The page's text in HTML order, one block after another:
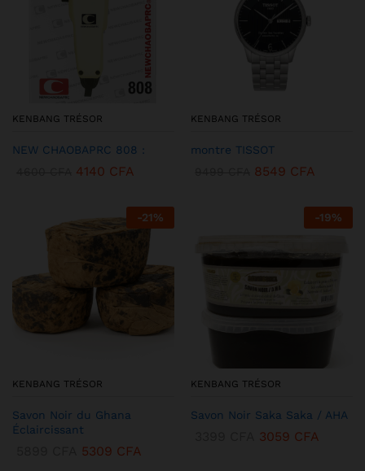
KENBANG TRÉSOR
NEW CHAOBAPRC 808 :
4140 CFA
KENBANG TRÉSOR
montre TISSOT
8549 CFA
-21%
KENBANG TRÉSOR
Savon Noir du Ghana
Éclaircissant
5309 CFA
-19%
KENBANG TRÉSOR
Savon Noir Saka Saka / AHA
3059 CFA